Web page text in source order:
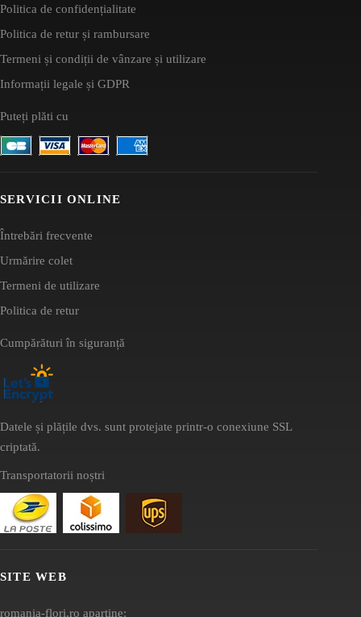
Politica de confidențialitate
Politica de retur și rambursare
Termeni și condiții de vânzare și utilizare
Informații legale și GDPR
Puteți plăti cu
SERVICII ONLINE
Întrebări frecvente
Urmărire colet
Termeni de utilizare
Politica de retur
Cumpărături în siguranță
Datele și plățile dvs. sunt protejate printr-o conexiune SSL
criptată.
Transportatorii noștri
SITE WEB
romania-flori.ro aparține: